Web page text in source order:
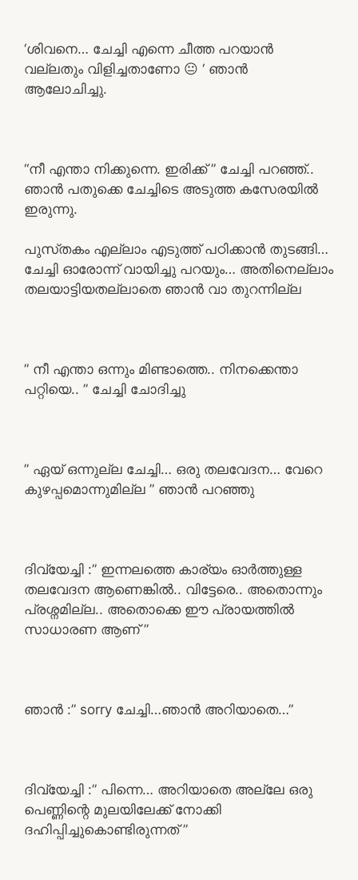
‘ശിവനെ… ചേച്ചി എന്നെ ചീത്ത പറയാൻ
വല്ലതും വിളിച്ചതാണോ 😐 ‘ ഞാൻ
ആലോചിച്ചു.
“നീ എന്താ നിക്കുന്നെ. ഇരിക്ക് ” ചേച്ചി പറഞ്ഞ്..
ഞാൻ പതുക്കെ ചേച്ചിടെ അടുത്ത കസേരയിൽ
ഇരുന്നു.
പുസ്‌തകം എല്ലാം എടുത്ത് പഠിക്കാൻ തുടങ്ങി…
ചേച്ചി ഓരോന്ന് വായിച്ചു പറയും… അതിനെല്ലാം
തലയാട്ടിയതല്ലാതെ ഞാൻ വാ തുറന്നില്ല
” നീ എന്താ ഒന്നും മിണ്ടാത്തെ.. നിനക്കെന്താ
പറ്റിയെ.. ” ചേച്ചി ചോദിച്ചു
” ഏയ് ഒന്നുല്ല ചേച്ചി… ഒരു തലവേദന… വേറെ
കുഴപ്പമൊന്നുമില്ല ” ഞാൻ പറഞ്ഞു
ദിവ്യേച്ചി :” ഇന്നലത്തെ കാര്യം ഓർത്തുള്ള
തലവേദന ആണെങ്കിൽ.. വിട്ടേരെ.. അതൊന്നും
പ്രശ്നമില്ല.. അതൊക്കെ ഈ പ്രായത്തിൽ
സാധാരണ ആണ് ”
ഞാൻ :” sorry ചേച്ചി…ഞാൻ അറിയാതെ…”
ദിവ്യേച്ചി :” പിന്നെ… അറിയാതെ അല്ലേ ഒരു
പെണ്ണിന്റെ മുലയിലേക്ക് നോക്കി
ദഹിപ്പിച്ചുകൊണ്ടിരുന്നത് ”